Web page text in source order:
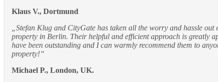
Klaus V., Dortmund
„Stefan Klug and CityGate has taken all the worry and hassle out
property in Berlin. Their helpful and efficient approach is greatly
have been outstanding and I can warmly recommend them to
property!”
Michael P., London, UK.